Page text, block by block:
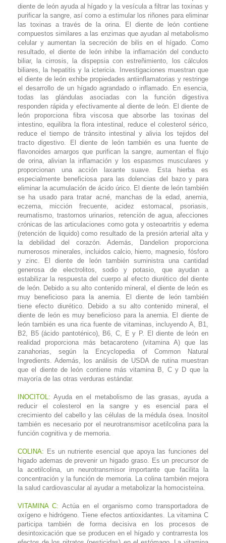
diente de león ayuda al hígado y la vesícula a filtrar las toxinas y
purificar la sangre, así como a estimular los riñones para eliminar
las toxinas a través de la orina. El diente de león contiene
compuestos similares a las enzimas que ayudan al metabolismo
celular y aumentan la secreción de bilis en el hígado. Como
resultado, el diente de león inhibe la inflamación del conducto
biliar, la cirrosis, la dispepsia con estreñimiento, los cálculos
biliares, la hepatitis y la ictericia. Investigaciones muestran que
el diente de león exhibe propiedades antiinflamatorias y restringe
el desarrollo de un hígado agrandado o inflamado. En esencia,
todas las glándulas asociadas con la función digestiva
responden rápida y efectivamente al diente de león. El diente de
león proporciona fibra viscosa que absorbe las toxinas del
intestino, equilibra la flora intestinal, reduce el colesterol sérico,
reduce el tiempo de tránsito intestinal y alivia los tejidos del
tracto digestivo. El diente de león también es una fuente de
flavonoides amargos que purifican la sangre, aumentan el flujo
de orina, alivian la inflamación y los espasmos musculares y
proporcionan una acción laxante suave. Esta hierba es
especialmente beneficiosa para las dolencias del bazo y para
eliminar la acumulación de ácido úrico. El diente de león también
se ha usado para tratar acné, manchas de la edad, anemia,
eczema, micción frecuente, acidez estomacal, psoriasis,
reumatismo, trastornos urinarios, retención de agua, afecciones
crónicas de las articulaciones como gota y osteoartritis y edema
(retención de liquido) como resultado de la presión arterial alta y
la debilidad del corazón. Además, Dandelion proporciona
numerosos minerales, incluidos calcio, hierro, magnesio, fósforo
y zinc. El diente de león también suministra una cantidad
generosa de electrolitos, sodio y potasio, que ayudan a
estabilizar la respuesta del cuerpo al efecto diurético del diente
de león. Debido a su alto contenido mineral, el diente de león es
muy beneficioso para la anemia. El diente de león también
tiene efecto diurético. Debido a su alto contenido mineral, el
diente de león es muy beneficioso para la anemia. El diente de
león también es una rica fuente de vitaminas, incluyendo A, B1,
B2, B5 (ácido pantoténico), B6, C, E y P. El diente de león en
realidad proporciona más betacaroteno (vitamina A) que las
zanahorias, según la Encyclopedia of Common Natural
Ingredients. Además, los análisis de USDA de rutina muestran
que el diente de león contiene más vitamina B, C y D que la
mayoría de las otras verduras estándar.
INOCITOL: Ayuda en el metabolismo de las grasas, ayuda a
reducir el colesterol en la sangre y es esencial para el
crecimiento del cabello y las células de la médula ósea. Inositol
también es necesario por el neurotransmisor acetilcolina para la
función cognitiva y de memoria.
COLINA: Es un nutriente esencial que apoya las funciones del
higado ademas de prevenir un higado graso. Es un precursor de
la acetilcolina, un neurotransmisor importante que facilita la
concentración y la función de memoria. La colina también mejora
la salud cardiovascular al ayudar a metabolizar la homocisteína.
VITAMINA C: Actúa en el organismo como transportadora de
oxígeno e hidrógeno. Tiene efectos antioxidantes. La vitamina C
participa también de forma decisiva en los procesos de
desintoxicación que se producen en el hígado y contrarresta los